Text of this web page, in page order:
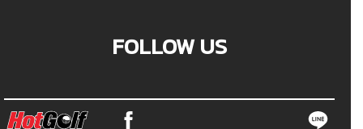
FOLLOW US